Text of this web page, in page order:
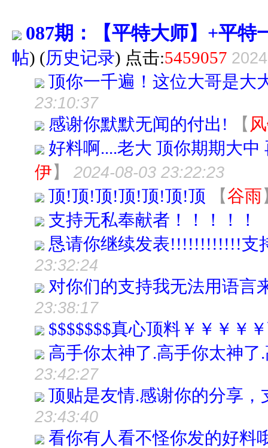
087期：【平特大师】+平
帖) (历史记录) 点击:5459057
顶你一千遍！这位大哥是大
23:10:37
感谢你默默无闻的付出! 【
好料啊....老大 顶你期期大
伊】 2024-08-03 23:22:23
顶!顶!顶!顶!顶!顶!顶 【谷雨
支持无私奉献者！！！！！
恳请你继续发表!!!!!!!!!!!!支
23:32:24
对你们的支持我无法用语言
23:38:17
$$$$$$$真心顶料￥￥￥￥
高手你太神了.高手你太神了
23:42:27
顶贴是友情.感谢你的分享
23:43:40
看你有人看不怪你发的好料